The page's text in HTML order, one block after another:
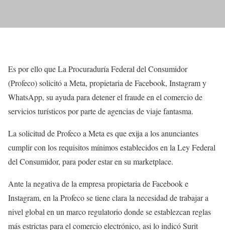
Es por ello que La Procuraduría Federal del Consumidor
(Profeco) solicitó a Meta, propietaria de Facebook, Instagram y
WhatsApp, su ayuda para detener el fraude en el comercio de
servicios turísticos por parte de agencias de viaje fantasma.
La solicitud de Profeco a Meta es que exija a los anunciantes
cumplir con los requisitos mínimos establecidos en la Ley Federal
del Consumidor, para poder estar en su marketplace.
Ante la negativa de la empresa propietaria de Facebook e
Instagram, en la Profeco se tiene clara la necesidad de trabajar a
nivel global en un marco regulatorio donde se establezcan reglas
más estrictas para el comercio electrónico, asi lo indicó Surit